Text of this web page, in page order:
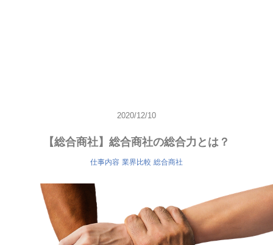
2020/12/10
【総合商社】総合商社の総合力とは？
仕事内容 業界比較 総合商社